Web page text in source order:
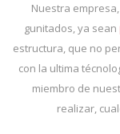
Nuestra
gunitados, ya sean
estructura, que no
con la ultima
miembro de
realizar,